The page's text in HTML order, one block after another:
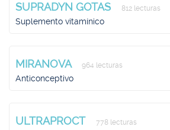
SUPRADYN GOTAS 812 lecturas
Suplemento vitamínico
MIRANOVA 964 lecturas
Anticonceptivo
ULTRAPROCT 778 lecturas